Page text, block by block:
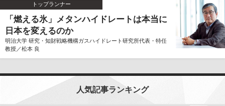
トップランナー
「燃える氷」メタンハイドレートは本当に
日本を変えるのか
明治大学 研究・知財戦略機構ガスハイドレート研究所代表・特任
教授／松本 良
人気記事ランキング